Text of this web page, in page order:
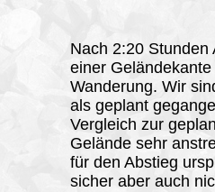
Nach 2:20
einer
Wanderung. Wir
als geplant
Vergleich zur
Gelände sehr
für den Abstieg
sicher aber auch